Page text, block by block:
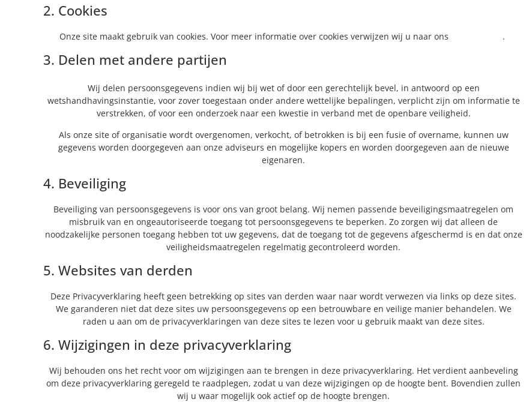
2. Cookies
Onze site maakt gebruik van cookies. Voor meer informatie over cookies verwijzen wij u naar ons .
3. Delen met andere partijen
Wij delen persoonsgegevens indien wij bij wet of door een gerechtelijk bevel, in antwoord op een
wetshandhavingsinstantie, voor zover toegestaan onder andere wettelijke bepalingen, verplicht zijn om informatie te
verstrekken, of voor een onderzoek naar een kwestie in verband met de openbare veiligheid.
Als onze site of organisatie wordt overgenomen, verkocht, of betrokken is bij een fusie of overname, kunnen uw
gegevens worden doorgegeven aan onze adviseurs en mogelijke kopers en worden doorgegeven aan de nieuwe
eigenaren.
4. Beveiliging
Beveiliging van persoonsgegevens is voor ons van groot belang. Wij nemen passende beveiligingsmaatregelen om
misbruik van en ongeautoriseerde toegang tot persoonsgegevens te beperken. Zo zorgen wij dat alleen de
noodzakelijke personen toegang hebben tot uw gegevens, dat de toegang tot de gegevens afgeschermd is en dat onze
veiligheidsmaatregelen regelmatig gecontroleerd worden.
5. Websites van derden
Deze Privacyverklaring heeft geen betrekking op sites van derden waar naar wordt verwezen via links op deze sites.
We garanderen niet dat deze sites uw persoonsgegevens op een betrouwbare en veilige manier behandelen. We
raden u aan om de privacyverklaringen van deze sites te lezen voor u gebruik maakt van deze sites.
6. Wijzigingen in deze privacyverklaring
Wij behouden ons het recht voor om wijzigingen aan te brengen in deze privacyverklaring. Het verdient aanbeveling
om deze privacyverklaring geregeld te raadplegen, zodat u van deze wijzigingen op de hoogte bent. Bovendien zullen
wij u waar mogelijk ook actief op de hoogte brengen.